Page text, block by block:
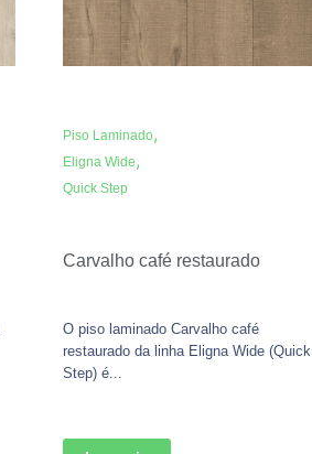
Piso Laminado,
Eligna Wide,
Quick Step
Carvalho café restaurado
O piso laminado Carvalho café
restaurado da linha Eligna Wide (Quick
Step) é...